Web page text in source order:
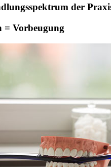
der
= Vorbeugung